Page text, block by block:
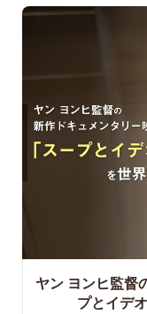
ヤン ヨンヒ監督
プとイデ